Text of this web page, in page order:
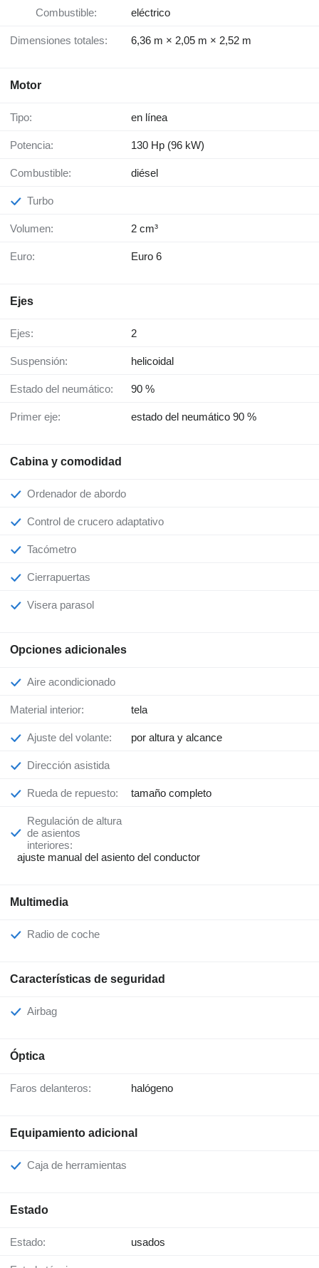
Combustible: eléctrico
Dimensiones totales: 6,36 m × 2,05 m × 2,52 m
Motor
Tipo: en línea
Potencia: 130 Hp (96 kW)
Combustible: diésel
Turbo
Volumen: 2 cm³
Euro: Euro 6
Ejes
Ejes: 2
Suspensión: helicoidal
Estado del neumático: 90 %
Primer eje: estado del neumático 90 %
Cabina y comodidad
Ordenador de abordo
Control de crucero adaptativo
Tacómetro
Cierrapuertas
Visera parasol
Opciones adicionales
Aire acondicionado
Material interior: tela
Ajuste del volante: por altura y alcance
Dirección asistida
Rueda de repuesto: tamaño completo
Regulación de altura
de asientos
interiores:
ajuste manual del asiento del conductor
Multimedia
Radio de coche
Características de seguridad
Airbag
Óptica
Faros delanteros: halógeno
Equipamiento adicional
Caja de herramientas
Estado
Estado: usados